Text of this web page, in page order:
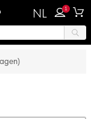
NL 1